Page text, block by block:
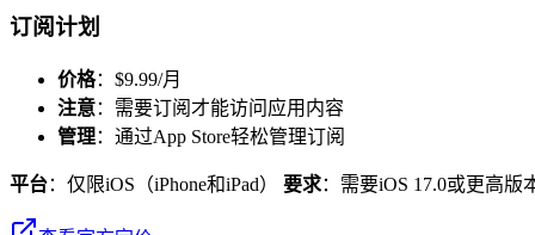
订阅计划
价格：$9.99/月
注意：需要订阅才能访问应用内容
管理：通过App Store轻松管理订阅
平台：仅限iOS（iPhone和iPad） 要求：需要iOS 17.0或更高版